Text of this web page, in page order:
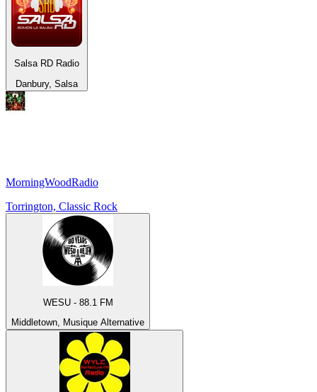
Salsa RD Radio
Danbury, Salsa
MorningWoodRadio
Torrington, Classic Rock
WESU - 88.1 FM
Middletown, Musique Alternative